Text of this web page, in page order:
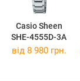
Casio Sheen
SHE-4555D-3A
від 8 980 грн.